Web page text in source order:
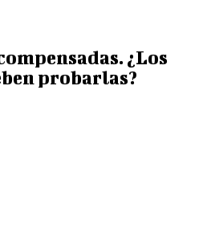
¿Los
probarlas?